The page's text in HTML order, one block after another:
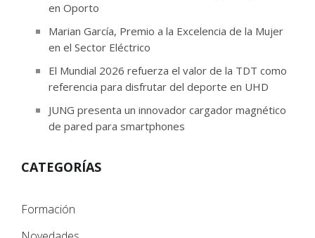
en Oporto
Marian García, Premio a la Excelencia de la Mujer
en el Sector Eléctrico
El Mundial 2026 refuerza el valor de la TDT como
referencia para disfrutar del deporte en UHD
JUNG presenta un innovador cargador magnético
de pared para smartphones
CATEGORÍAS
Formación